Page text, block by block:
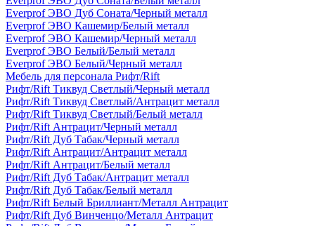
Everprof ЭВО Дуб Соната/Черный металл
Everprof ЭВО Кашемир/Белый металл
Everprof ЭВО Кашемир/Черный металл
Everprof ЭВО Белый/Белый металл
Everprof ЭВО Белый/Черный металл
Мебель для персонала Рифт/Rift
Рифт/Rift Тиквуд Светлый/Черный металл
Рифт/Rift Тиквуд Светлый/Антрацит металл
Рифт/Rift Тиквуд Светлый/Белый металл
Рифт/Rift Антрацит/Черный металл
Рифт/Rift Дуб Табак/Черный металл
Рифт/Rift Антрацит/Антрацит металл
Рифт/Rift Антрацит/Белый металл
Рифт/Rift Дуб Табак/Антрацит металл
Рифт/Rift Дуб Табак/Белый металл
Рифт/Rift Белый Бриллиант/Металл Антрацит
Рифт/Rift Дуб Винченцо/Металл Антрацит